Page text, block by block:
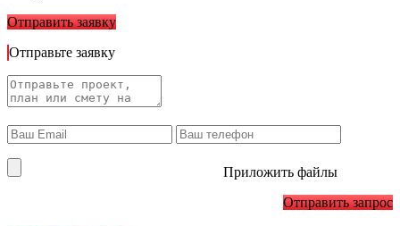
Отправить заявку
Отправьте заявку
Приложить файлы
Отправить запрос